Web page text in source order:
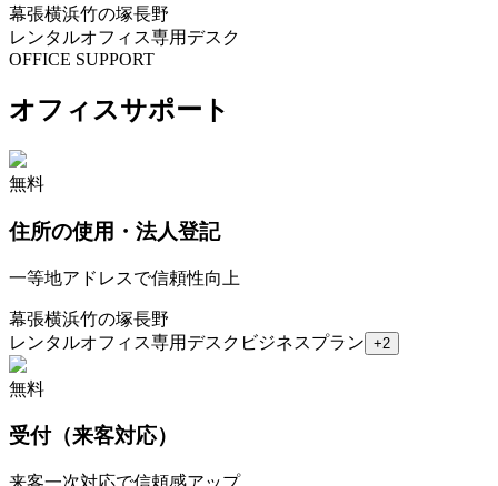
幕張横浜竹の塚長野
レンタルオフィス専用デスク
OFFICE SUPPORT
オフィスサポート
無料
住所の使用・法人登記
一等地アドレスで信頼性向上
幕張横浜竹の塚長野
レンタルオフィス専用デスク ビジネスプラン +2
無料
受付（来客対応）
来客一次対応で信頼感アップ